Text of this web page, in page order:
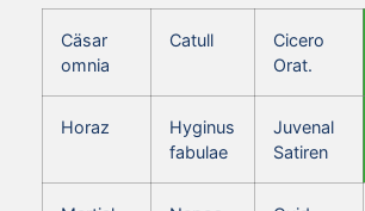
Cäsar
omnia
Catull
Cicero
Orat.
Horaz
Hyginus
fabulae
Juvenal
Satiren